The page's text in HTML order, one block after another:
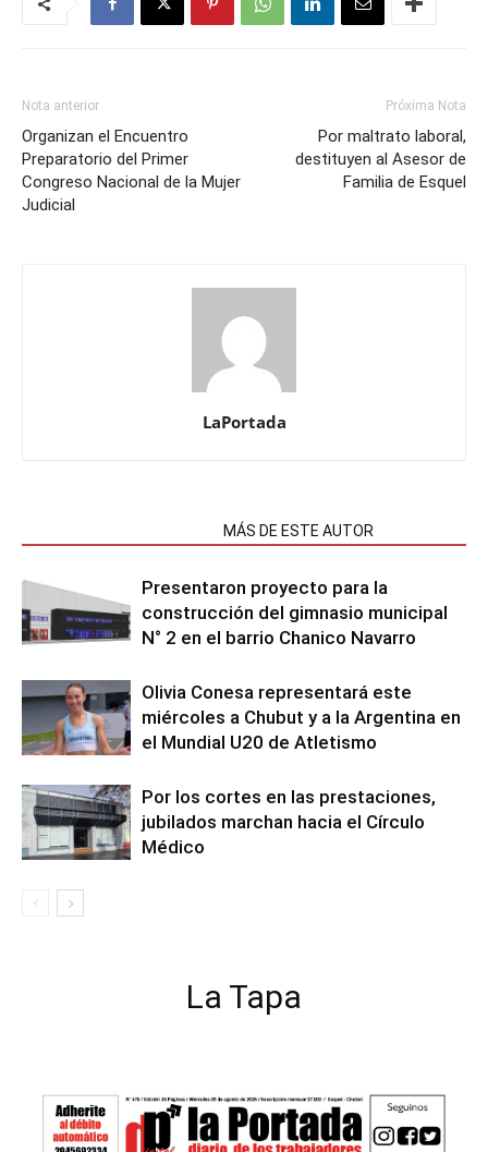
Nota anterior
Organizan el Encuentro
Preparatorio del Primer
Congreso Nacional de la Mujer
Judicial
Próxima Nota
Por maltrato laboral,
destituyen al Asesor de
Familia de Esquel
LaPortada
MÁS DE ESTE AUTOR
Presentaron proyecto para la
construcción del gimnasio municipal
N° 2 en el barrio Chanico Navarro
Olivia Conesa representará este
miércoles a Chubut y a la Argentina en
el Mundial U20 de Atletismo
Por los cortes en las prestaciones,
jubilados marchan hacia el Círculo
Médico
La Tapa